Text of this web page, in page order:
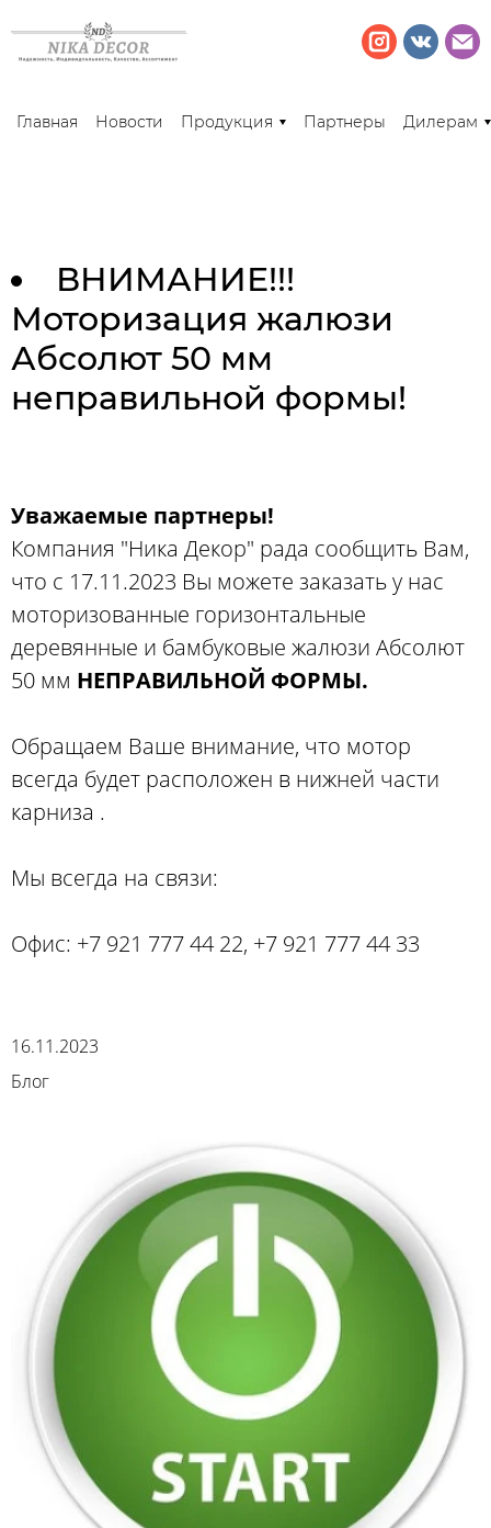
Главная Новости Продукция Партнеры Дилерам
ВНИМАНИЕ!!!
Моторизация жалюзи
Абсолют 50 мм
неправильной формы!
Уважаемые партнеры!
Компания "Ника Декор" рада сообщить Вам,
что с 17.11.2023 Вы можете заказать у нас
моторизованные горизонтальные
деревянные и бамбуковые жалюзи Абсолют
50 мм НЕПРАВИЛЬНОЙ ФОРМЫ.
Обращаем Ваше внимание, что мотор
всегда будет расположен в нижней части
карниза .
Мы всегда на связи:
Офис: +7 921 777 44 22, +7 921 777 44 33
16.11.2023
Блог